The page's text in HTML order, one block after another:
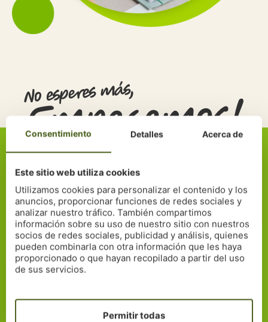
Conoce cómo nuestros expertos pueden
ayudarte. Solicita tu asesoramiento gratuito y te
ofreceremos un plan personalizado para tu
recuperación.
No esperes más, comienza hoy el
camino hacia una mejor calidad de
vida.
Contacta con nosotros
Consentimiento Detalles Acerca de
Este sitio web utiliza cookies
Utilizamos cookies para personalizar el contenido y los
anuncios, proporcionar funciones de redes sociales y
analizar nuestro tráfico. También compartimos
información sobre su uso de nuestro sitio con nuestros
socios de redes sociales, publicidad y análisis, quienes
pueden combinarla con otra información que les haya
proporcionado o que hayan recopilado a partir del uso
de sus servicios.
Permitir todas